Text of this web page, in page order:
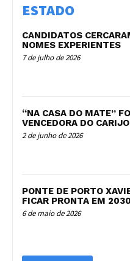
ESTADO
CANDIDATOS
NOMES EXPERIENTES
7 de julho de 2026
“NA CASA DO MATE”
VENCEDORA DO
2 de junho de 2026
PONTE DE PORTO
FICAR PRONTA EM 2030
6 de maio de 2026